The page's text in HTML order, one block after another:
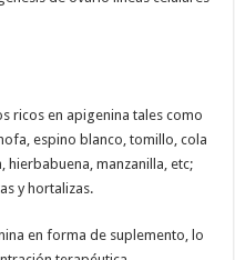
ricos en apigenina tales como
espino blanco, tomillo, cola
hierbabuena, manzanilla, etc;
y hortalizas.
en forma de suplemento, lo